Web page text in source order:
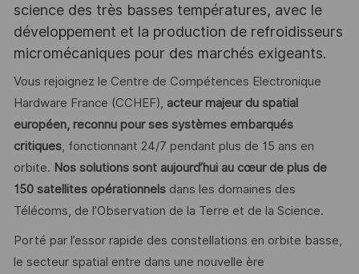
science des très basses températures, avec le
développement et la production de refroidisseurs
micromécaniques pour des marchés exigeants.
Vous rejoignez le Centre de Compétences Electronique
Hardware France (CCHEF), acteur majeur du spatial
européen, reconnu pour ses systèmes embarqués
critiques, fonctionnant 24/7 pendant plus de 15 ans en
orbite. Nos solutions sont aujourd’hui au cœur de plus de
150 satellites opérationnels dans les domaines des
Télécoms, de l’Observation de la Terre et de la Science.
Porté par l’essor rapide des constellations en orbite basse,
le secteur spatial entre dans une nouvelle ère